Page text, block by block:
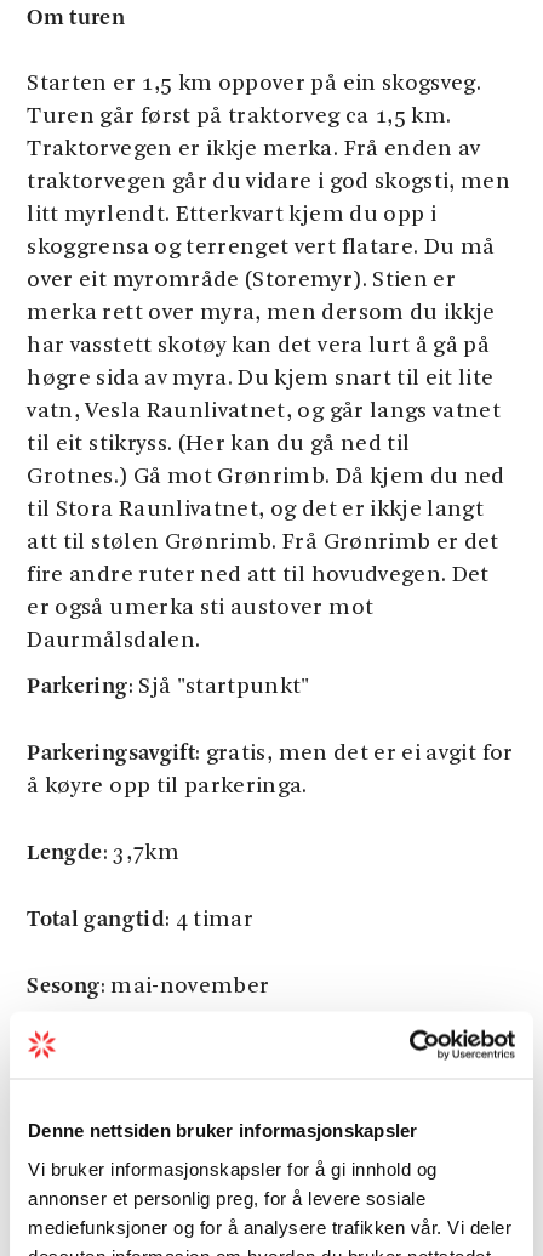
Denne nettsiden bruker informasjonskapsler
Vi bruker informasjonskapsler for å gi innhold og
annonser et personlig preg, for å levere sosiale
mediefunksjoner og for å analysere trafikken vår. Vi deler
Om turen
Starten er 1,5 km oppover på ein skogsveg.
Turen går først på traktorveg ca 1,5 km.
Traktorvegen er ikkje merka. Frå enden av
traktorvegen går du vidare i god skogsti, men
litt myrlendt. Etterkvart kjem du opp i
skoggrensa og terrenget vert flatare. Du må
over eit myrområde (Storemyr). Stien er
merka rett over myra, men dersom du ikkje
har vasstett skotøy kan det vera lurt å gå på
høgre sida av myra. Du kjem snart til eit lite
vatn, Vesla Raunlivatnet, og går langs vatnet
til eit stikryss. (Her kan du gå ned til
Grotnes.) Gå mot Grønrimb. Då kjem du ned
til Stora Raunlivatnet, og det er ikkje langt
att til stølen Grønrimb. Frå Grønrimb er det
fire andre ruter ned att til hovudvegen. Det
er også umerka sti austover mot
Daurmålsdalen.
Parkering: Sjå "startpunkt"
Parkeringsavgift: gratis, men det er ei avgit for
å køyre opp til parkeringa.
Lengde: 3,7km
Total gangtid: 4 timar
Sesong: mai-november
Vanskegrad/gradering
Avstand